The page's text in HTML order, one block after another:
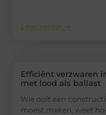
Lees verder ➜
Efficiënt verzwaren
met lood als ballast
Wie ooit een
moest maken, weet